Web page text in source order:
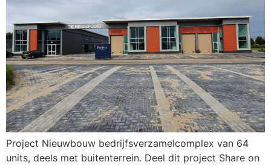
Project Nieuwbouw bedrijfsverzamelcomplex van 64
units, deels met buitenterrein. Deel dit project Share on